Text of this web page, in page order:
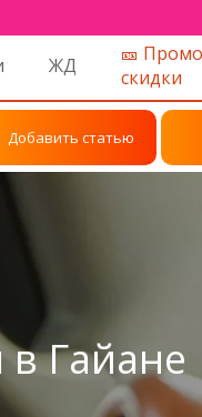
ЖД
🎫
скидки
Добавить статью
в Гайане